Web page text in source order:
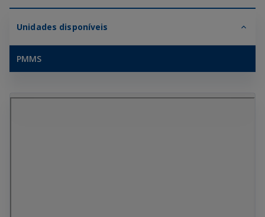
Unidades disponíveis
PMMS